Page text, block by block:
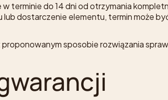
terminie do 14 dni od otrzymania
dostarczenie elementu, termin może
sposobie rozwiązania